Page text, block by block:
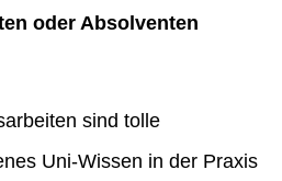
oder Absolventen
sind tolle
Uni-Wissen in der Praxis